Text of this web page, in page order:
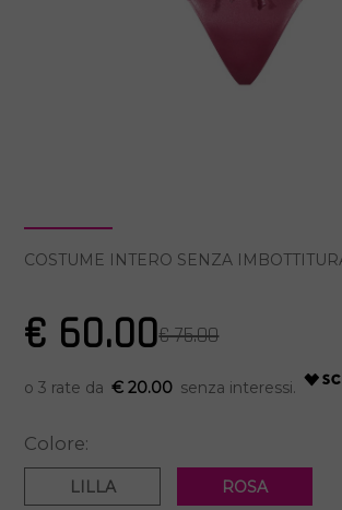
COSTUME INTERO SENZA
€ 60.00€ 75.00
€ 20.00
Colore:
LILLA ROSA